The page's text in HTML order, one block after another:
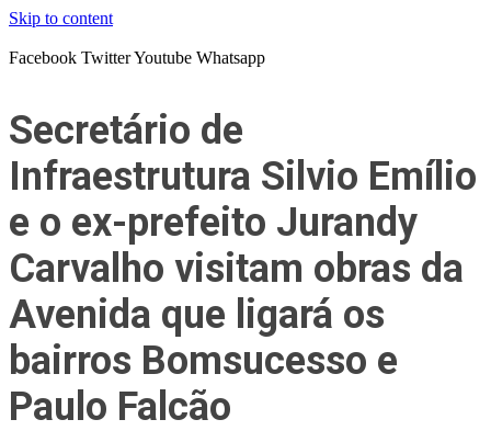
Skip to content
Facebook TwitterYoutube Whatsapp
Secretário de
Infraestrutura Silvio Emílio
e o ex-prefeito Jurandy
Carvalho visitam obras da
Avenida que ligará os
bairros Bomsucesso e
Paulo Falcão